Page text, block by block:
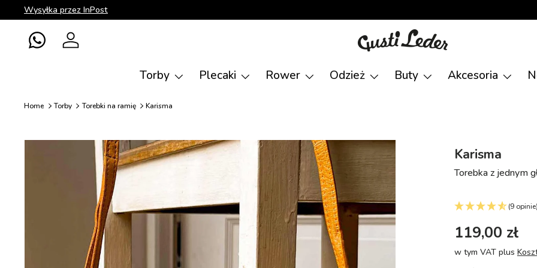
Bezpośrednio do treści
Wysyłka przez InPost
WhatsAppZaloguj się
Torby Plecaki Rower Odzież Buty Akcesoria
Home Torby Torebki na ramię Karisma
Karisma
Torebka z jednym
(9 opinie)
119,00 zł
w tym VAT plus